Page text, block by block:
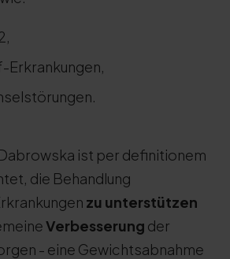
Erkrankungen,
ist per definitionem
die Behandlung
zu unterstützen
Verbesserung der
- eine Gewichtsabnahme